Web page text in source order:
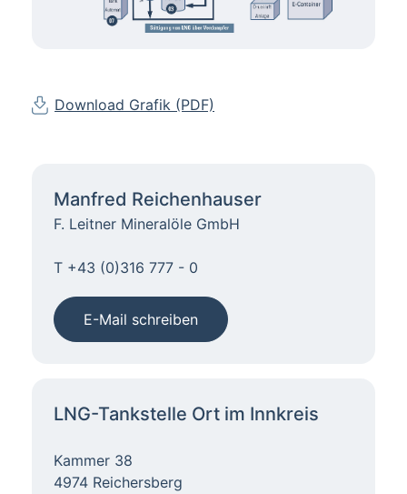
Download Grafik (PDF)
Manfred Reichenhauser
F. Leitner Mineralöle GmbH
T +43 (0)316 777 - 0
E-Mail schreiben
LNG-Tankstelle Ort im Innkreis
Kammer 38
4974 Reichersberg